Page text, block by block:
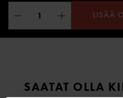
LISÄÄ
SAATAT OLLA